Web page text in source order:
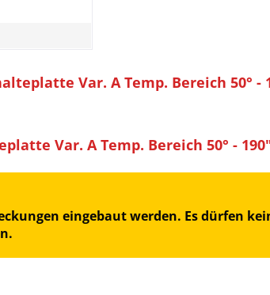
Var. A Temp. Bereich 50° -
Var. A Temp. Bereich 50° -
eingebaut werden. Es dürfen